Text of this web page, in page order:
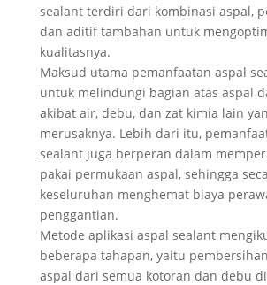
sealant terdiri dari kombinasi aspal,
dan aditif tambahan untuk
kualitasnya.
Maksud utama pemanfaatan aspal
untuk melindungi bagian atas aspal
akibat air, debu, dan zat kimia lain
merusaknya. Lebih dari itu,
sealant juga berperan dalam
pakai permukaan aspal, sehingga
keseluruhan menghemat biaya
penggantian.
Metode aplikasi aspal sealant
beberapa tahapan, yaitu
aspal dari semua kotoran dan debu